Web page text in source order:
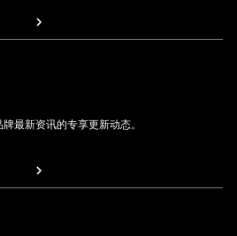
最新资讯的专享更新动态。